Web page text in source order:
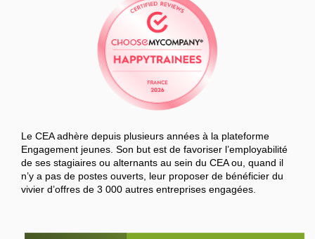
Le CEA adhère depuis plusieurs années à la plateforme
Engagement jeunes. Son but est de favoriser l’employabilité
de ses stagiaires ou alternants au sein du CEA ou, quand il
n’y a pas de postes ouverts, leur proposer de bénéficier du
vivier d’offres de 3 000 autres entreprises engagées.